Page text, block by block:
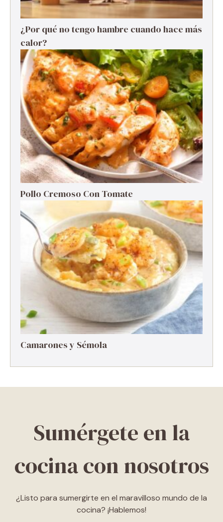
¿Por qué no tengo hambre cuando hace más
calor?
Pollo Cremoso Con Tomate
Camarones y Sémola
Sumérgete en la
cocina con nosotros
¿Listo para sumergirte en el maravilloso mundo de la
cocina? ¡Hablemos!